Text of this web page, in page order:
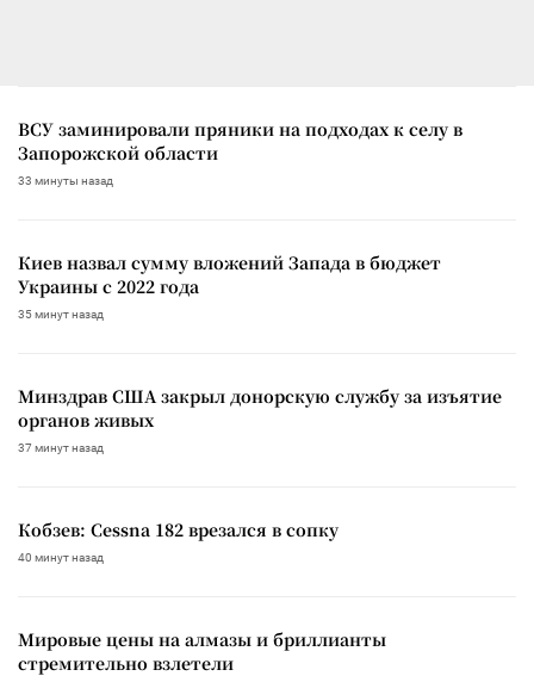
ВСУ заминировали пряники на подходах к селу в
Запорожской области
33 минуты назад
Киев назвал сумму вложений Запада в бюджет
Украины с 2022 года
35 минут назад
Минздрав США закрыл донорскую службу за изъятие
органов живых
37 минут назад
Кобзев: Cessna 182 врезался в сопку
40 минут назад
Мировые цены на алмазы и бриллианты
стремительно взлетели